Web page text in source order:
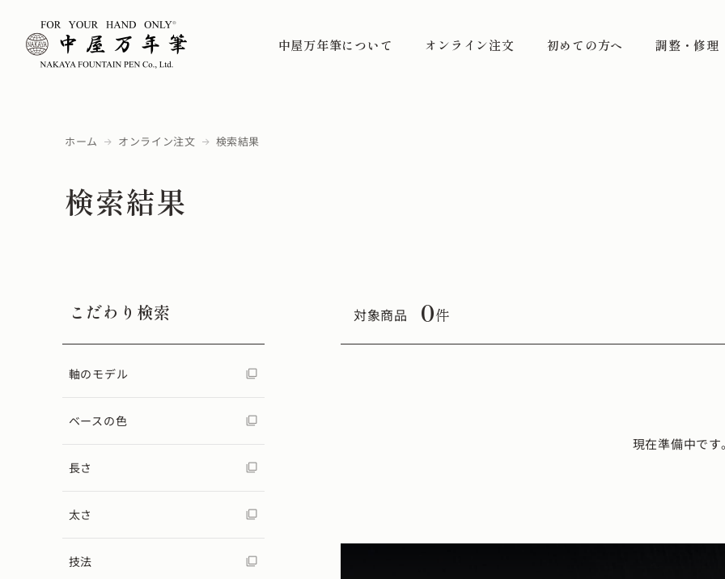
中屋万年筆について オンライン注文 初めての方へ 調整・修理
ホーム オンライン注文 検索結果
検索結果
こだわり検索
軸のモデル
ベースの色
長さ
太さ
技法
対象商品 0件
現在準備中です